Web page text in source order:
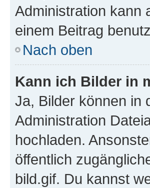
Administration kann
einem Beitrag
Nach oben
Kann ich Bilder in
Ja, Bilder können in
Administration
hochladen.
öffentlich
bild.gif. Du kannst